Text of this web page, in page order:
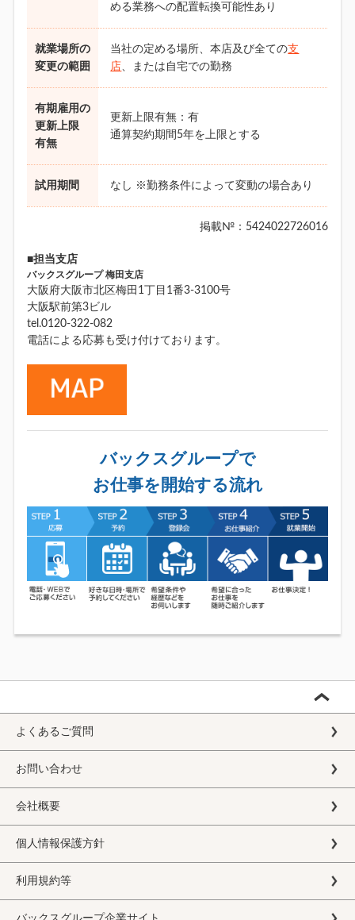
める業務への配置転換可能性あり
就業場所の
変更の範囲
当社の定める場所、本店及び全ての支
店、または自宅での勤務
有期雇用の
更新上限
有無
更新上限有無：有
通算契約期間5年を上限とする
試用期間 なし ※勤務条件によって変動の場合あり
掲載№：5424022726016
■担当支店
バックスグループ 梅田支店
大阪府大阪市北区梅田1丁目1番3-3100号
大阪駅前第3ビル
tel.0120-322-082
電話による応募も受け付けております。
バックスグループで
お仕事を開始する流れ
よくあるご質問
お問い合わせ
会社概要
個人情報保護方針
利用規約等